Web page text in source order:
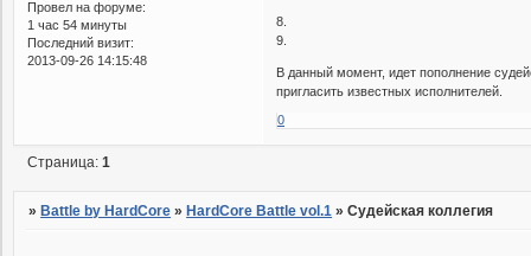
Провел на форуме:
1 час 54 минуты
Последний визит:
2013-09-26 14:15:48
8.
9.
В данный момент, идет пополнение
пригласить известных исполнителей.
0
Страница:1
» Battle by HardCore » HardCore Battle vol.1 »Судейская коллегия